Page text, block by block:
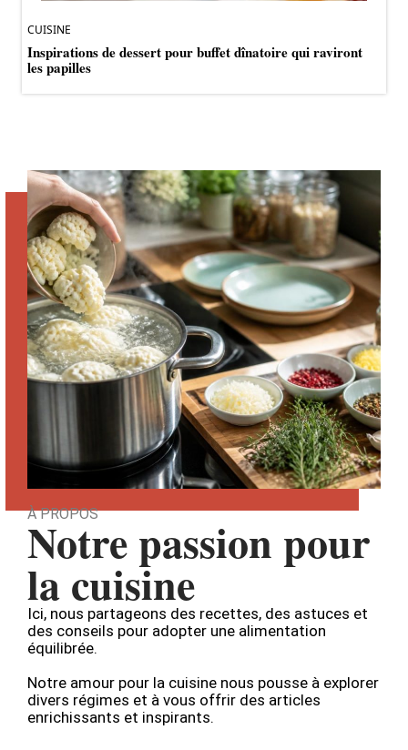
CUISINE
Inspirations de dessert pour buffet dînatoire qui raviront
les papilles
À PROPOS
Notre passion pour
la cuisine
Ici, nous partageons des recettes, des astuces et
des conseils pour adopter une alimentation
équilibrée.
Notre amour pour la cuisine nous pousse à explorer
divers régimes et à vous offrir des articles
enrichissants et inspirants.